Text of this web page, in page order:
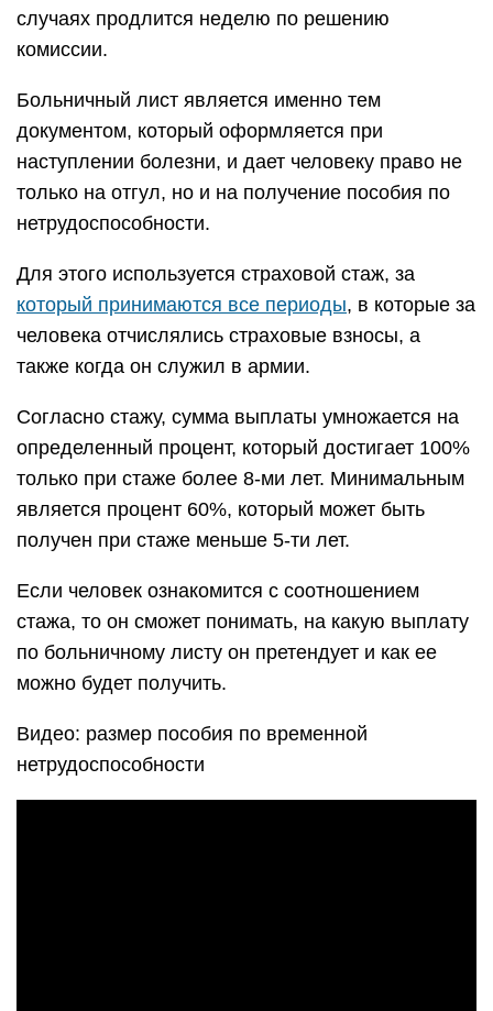
случаях продлится неделю по решению
комиссии.
Больничный лист является именно тем
документом, который оформляется при
наступлении болезни, и дает человеку право не
только на отгул, но и на получение пособия по
нетрудоспособности.
Для этого используется страховой стаж, за
который принимаются все периоды, в которые за
человека отчислялись страховые взносы, а
также когда он служил в армии.
Согласно стажу, сумма выплаты умножается на
определенный процент, который достигает 100%
только при стаже более 8-ми лет. Минимальным
является процент 60%, который может быть
получен при стаже меньше 5-ти лет.
Если человек ознакомится с соотношением
стажа, то он сможет понимать, на какую выплату
по больничному листу он претендует и как ее
можно будет получить.
Видео: размер пособия по временной
нетрудоспособности